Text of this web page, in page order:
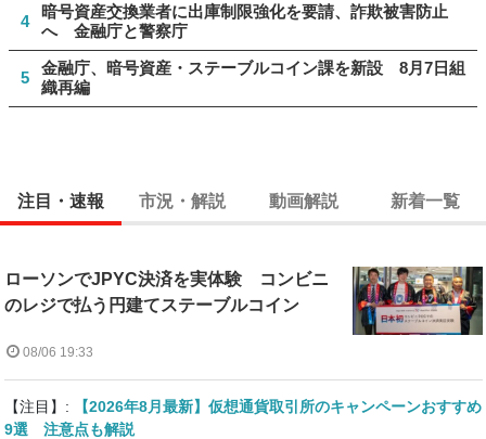
4
暗号資産交換業者に出庫制限強化を要請、詐欺被害防止
へ 金融庁と警察庁
5
金融庁、暗号資産・ステーブルコイン課を新設 8月7日組
織再編
注目・速報 市況・解説 動画解説 新着一覧
ローソンでJPYC決済を実体験 コンビニ
のレジで払う円建てステーブルコイン
08/06 19:33
【注目】:
【2026年8月最新】仮想通貨取引所のキャンペーンおすすめ
9選 注意点も解説